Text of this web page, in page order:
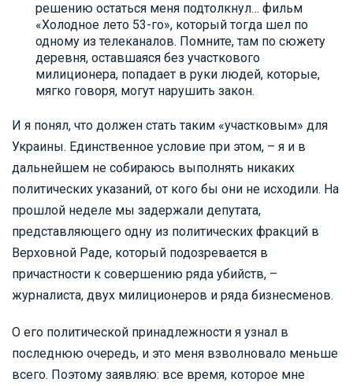
решению остаться меня подтолкнул… фильм
«Холодное лето 53-го», который тогда шел по
одному из телеканалов. Помните, там по сюжету
деревня, оставшаяся без участкового
милиционера, попадает в руки людей, которые,
мягко говоря, могут нарушить закон.
И я понял, что должен стать таким «участковым» для
Украины. Единственное условие при этом, – я и в
дальнейшем не собираюсь выполнять никаких
политических указаний, от кого бы они не исходили. На
прошлой неделе мы задержали депутата,
представляющего одну из политических фракций в
Верховной Раде, который подозревается в
причастности к совершению ряда убийств, –
журналиста, двух милиционеров и ряда бизнесменов.
О его политической принадлежности я узнал в
последнюю очередь, и это меня взволновало меньше
всего. Поэтому заявляю: все время, которое мне